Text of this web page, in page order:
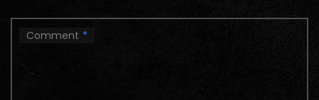
Comment *